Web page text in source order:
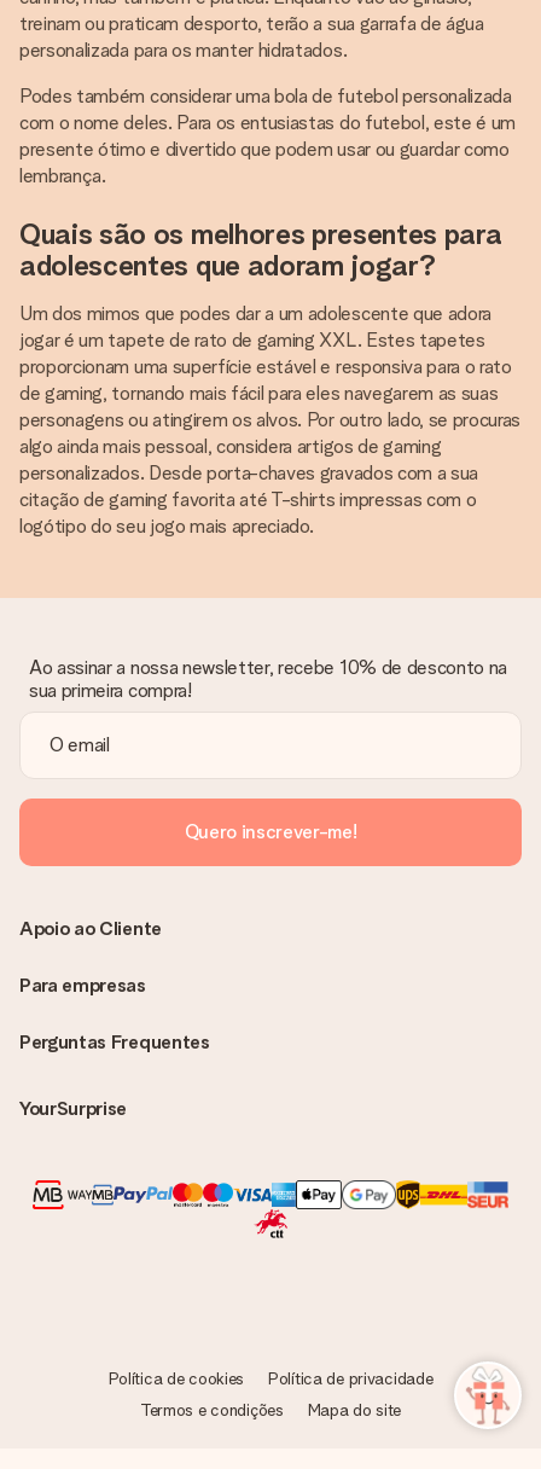
treinam ou praticam desporto, terão a sua garrafa de água
personalizada para os manter hidratados.
Podes também considerar uma bola de futebol personalizada
com o nome deles. Para os entusiastas do futebol, este é um
presente ótimo e divertido que podem usar ou guardar como
lembrança.
Quais são os melhores presentes para
adolescentes que adoram jogar?
Um dos mimos que podes dar a um adolescente que adora
jogar é um tapete de rato de gaming XXL. Estes tapetes
proporcionam uma superfície estável e responsiva para o rato
de gaming, tornando mais fácil para eles navegarem as suas
personagens ou atingirem os alvos. Por outro lado, se procuras
algo ainda mais pessoal, considera artigos de gaming
personalizados. Desde porta-chaves gravados com a sua
citação de gaming favorita até T-shirts impressas com o
logótipo do seu jogo mais apreciado.
Ao assinar a nossa newsletter, recebe 10% de desconto na
sua primeira compra!
Quero inscrever-me!
Perguntas Frequentes
YourSurprise
Apoio ao Cliente
Para empresas
Política de cookies
Política de privacidade
Termos e condições
Mapa do site